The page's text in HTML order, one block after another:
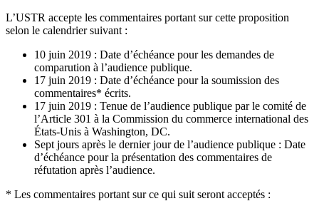
L’USTR accepte les commentaires portant sur cette proposition
selon le calendrier suivant :
10 juin 2019 : Date d’échéance pour les demandes de
comparution à l’audience publique.
17 juin 2019 : Date d’échéance pour la soumission des
commentaires* écrits.
17 juin 2019 : Tenue de l’audience publique par le comité de
l’Article 301 à la Commission du commerce international des
États-Unis à Washington, DC.
Sept jours après le dernier jour de l’audience publique : Date
d’échéance pour la présentation des commentaires de
réfutation après l’audience.
* Les commentaires portant sur ce qui suit seront acceptés :